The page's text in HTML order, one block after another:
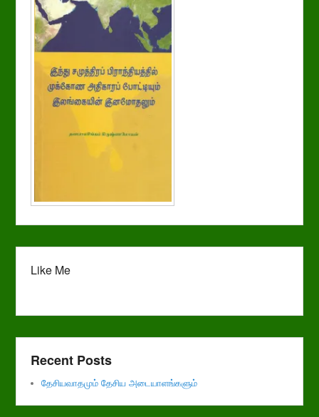
Like Me
Recent Posts
தேசியவாதமும் தேசிய அடையாளங்களும்